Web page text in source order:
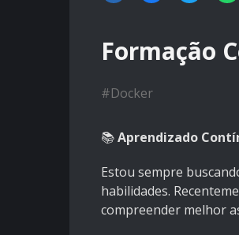
Formação
#Docker
📚Aprendizado
Estou sempre
habilidades.
compreender melhor